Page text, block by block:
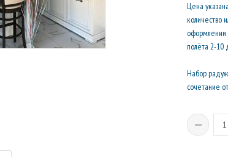
Цена
количество
оформлении
полёта 2-10
Набор
сочетание